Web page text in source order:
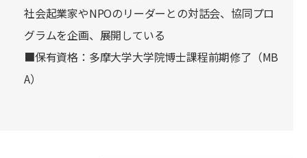
社会起業家やNPOのリーダーとの対話会、協同プロ
グラムを企画、展開している
■保有資格：多摩大学大学院博士課程前期修了（MB
A）